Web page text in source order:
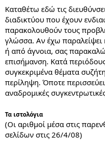
r
t
e
r
Καταθέτω εδώ τις
διαδικτύου που έχουν
παρακολουθούν τους
γλώσσα. Αν έχω παραλείψει
ή από άγνοια, σας παρακαλώ
επισήμανση. Κατά
συγκεκριμένα θέματα
περίληψη. Όποτε
αναδρομικές
Τα ιστολόγια
(Οι αριθμοί μέσα στις
σελίδων στις 26/4/08)